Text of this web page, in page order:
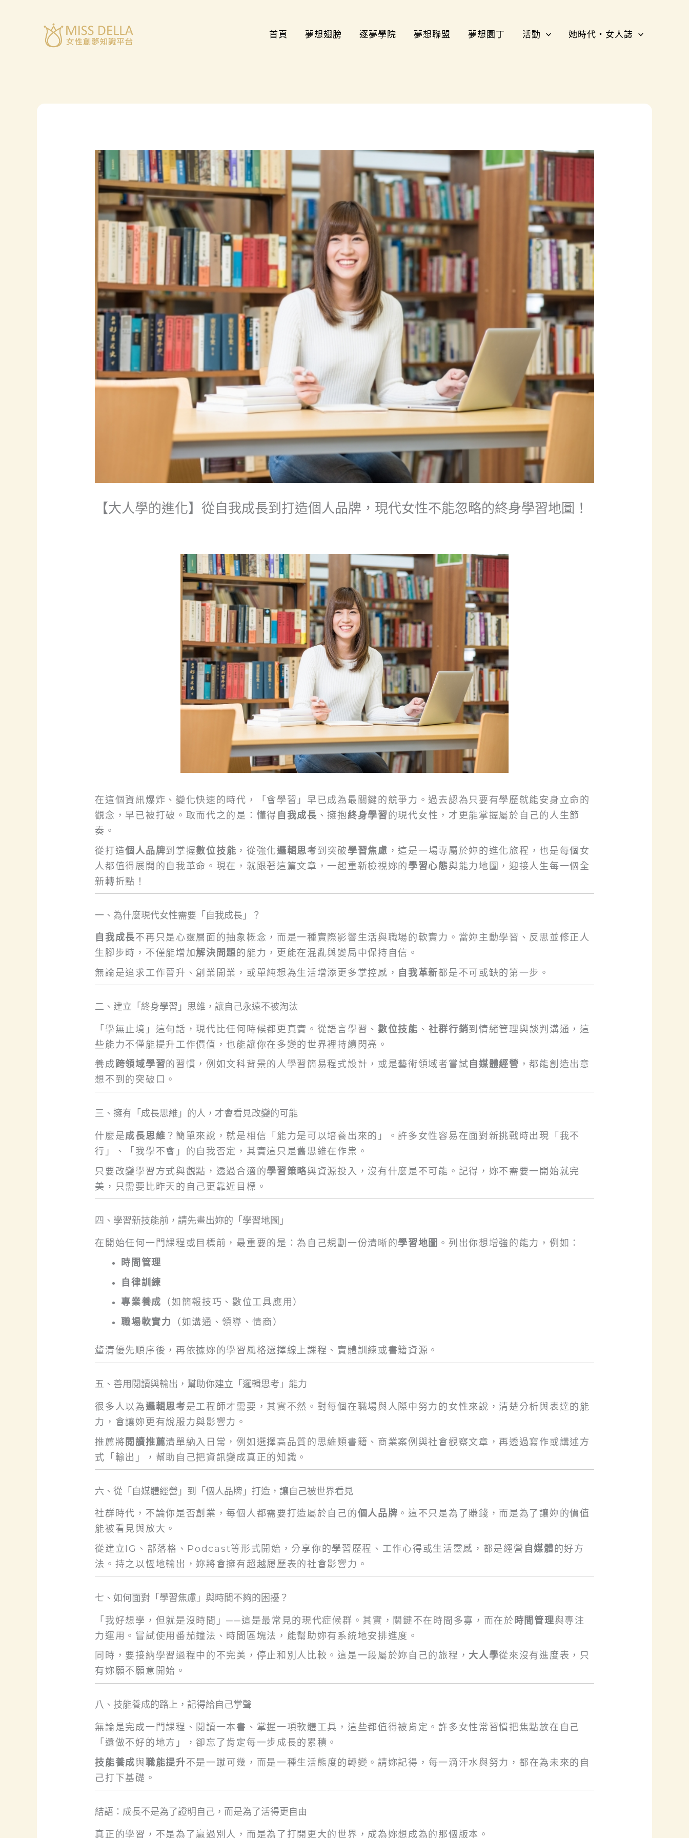
首頁 夢想翅膀 逐夢學院 夢想聯盟 夢想園丁 活動 她時代・女人誌
【大人學的進化】從自我成長到打造個人品牌，現代女性不能忽略的終身學習地圖！
在這個資訊爆炸、變化快速的時代，「會學習」早已成為最關鍵的競爭力。過去認為只要有學歷就能安身立命的
觀念，早已被打破。取而代之的是：懂得 自我成長 、擁抱終身學習的現代女性，才更能掌握屬於自己的人生節
奏。
從打造個人品牌到掌握數位技能 ，從強化邏輯思考到突破學習焦慮 ，這是一場專屬於妳的進化旅程，也是每個女
人都值得展開的自我革命。現在，就跟著這篇文章，一起重新檢視妳的學習心態與能力地圖，迎接人生每一個全
新轉折點！
一、為什麼現代女性需要「自我成長」？
自我成長不再只是心靈層面的抽象概念，而是一種實際影響生活與職場的軟實力。當妳主動學習、反思並修正人
生腳步時，不僅能增加解決問題的能力，更能在混亂與變局中保持自信。
無論是追求工作晉升、創業開業，或單純想為生活增添更多掌控感， 自我革新都是不可或缺的第一步。
二、建立「終身學習」思維，讓自己永遠不被淘汰
「學無止境」這句話，現代比任何時候都更真實。從語言學習、 數位技能 、 社群行銷到情緒管理與談判溝通，這
些能力不僅能提升工作價值，也能讓你在多變的世界裡持續閃亮。
養成跨領域學習的習慣，例如文科背景的人學習簡易程式設計，或是藝術領域者嘗試自媒體經營 ，都能創造出意
想不到的突破口。
三、擁有「成長思維」的人，才會看見改變的可能
什麼是成長思維 ？簡單來說，就是相信「能力是可以培養出來的」。許多女性容易在面對新挑戰時出現「我不
行」、「我學不會」的自我否定，其實這只是舊思維在作祟。
只要改變學習方式與觀點，透過合適的學習策略與資源投入，沒有什麼是不可能。記得，妳不需要一開始就完
美，只需要比昨天的自己更靠近目標。
四、學習新技能前，請先畫出妳的「學習地圖」
在開始任何一門課程或目標前，最重要的是：為自己規劃一份清晰的學習地圖 。列出你想增強的能力，例如：
時間管理
自律訓練
專業養成 （如簡報技巧、數位工具應用）
職場軟實力
（如溝通、領導、情商）
釐清優先順序後，再依據妳的學習風格選擇線上課程、實體訓練或書籍資源。
五、善用閱讀與輸出，幫助你建立「邏輯思考」能力
很多人以為邏輯思考是工程師才需要，其實不然。對每個在職場與人際中努力的女性來說，清楚分析與表達的能
力，會讓妳更有說服力與影響力。
推薦將閱讀推薦清單納入日常，例如選擇高品質的思維類書籍、商業案例與社會觀察文章，再透過寫作或講述方
式「輸出」，幫助自己把資訊變成真正的知識。
六、從「自媒體經營」到「個人品牌」打造，讓自己被世界看見
社群時代，不論你是否創業，每個人都需要打造屬於自己的個人品牌 。這不只是為了賺錢，而是為了讓妳的價值
能被看見與放大。
從建立IG、部落格、Podcast等形式開始，分享你的學習歷程、工作心得或生活靈感，都是經營 自媒體的好方
法。持之以恆地輸出，妳將會擁有超越履歷表的社會影響力。
七、如何面對「學習焦慮」與時間不夠的困擾？
「我好想學，但就是沒時間」──這是最常見的現代症候群。其實，關鍵不在時間多寡，而在於時間管理與專注
力運用。嘗試使用番茄鐘法、時間區塊法，能幫助妳有系統地安排進度。
同時，要接納學習過程中的不完美，停止和別人比較。這是一段屬於妳自己的旅程， 大人學從來沒有進度表，只
有妳願不願意開始。
八、技能養成的路上，記得給自己掌聲
無論是完成一門課程、閱讀一本書、掌握一項軟體工具，這些都值得被肯定。許多女性常習慣把焦點放在自己
「還做不好的地方」，卻忘了肯定每一步成長的累積。
技能養成與職能提升不是一蹴可幾，而是一種生活態度的轉變。請妳記得，每一滴汗水與努力，都在為未來的自
己打下基礎。
結語：成長不是為了證明自己，而是為了活得更自由
真正的學習，不是為了贏過別人，而是為了打開更大的世界，成為妳想成為的那個版本。